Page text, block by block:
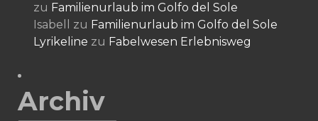
zu Familienurlaub im Golfo del Sole
Isabell
zu Familienurlaub im Golfo del Sole
Lyrikeline zu Fabelwesen Erlebnisweg
Archiv